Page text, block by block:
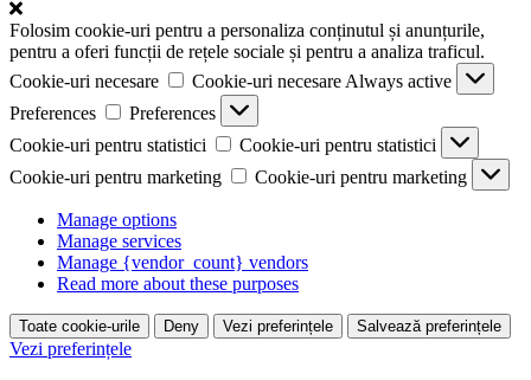
Folosim cookie-uri pentru a personaliza conținutul și anunțurile,
pentru a oferi funcții de rețele sociale și pentru a analiza traficul.
Cookie-uri necesare
Cookie-uri necesare Always active
Preferences
Preferences
Cookie-uri pentru statistici
Cookie-uri pentru statistici
Cookie-uri pentru marketing
Cookie-uri pentru marketing
Manage options
Manage services
Manage {vendor_count} vendors
Read more about these purposes
Toate cookie-urile Deny Vezi preferințele Salvează preferințele
Vezi preferințele